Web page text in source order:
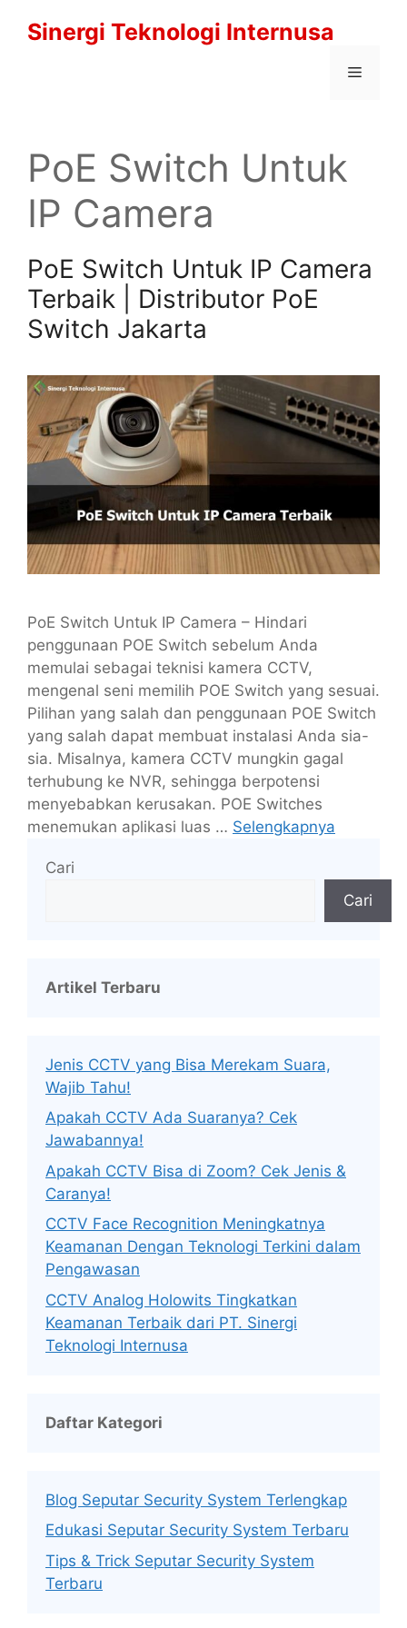
Sinergi Teknologi Internusa
Menu
PoE Switch Untuk
IP Camera
PoE Switch Untuk IP Camera
Terbaik | Distributor PoE
Switch Jakarta
PoE Switch Untuk IP Camera – Hindari
penggunaan POE Switch sebelum Anda
memulai sebagai teknisi kamera CCTV,
mengenal seni memilih POE Switch yang sesuai.
Pilihan yang salah dan penggunaan POE Switch
yang salah dapat membuat instalasi Anda sia-
sia. Misalnya, kamera CCTV mungkin gagal
terhubung ke NVR, sehingga berpotensi
menyebabkan kerusakan. POE Switches
menemukan aplikasi luas … Selengkapnya
Cari
Cari
Artikel Terbaru
Jenis CCTV yang Bisa Merekam Suara,
Wajib Tahu!
Apakah CCTV Ada Suaranya? Cek
Jawabannya!
Apakah CCTV Bisa di Zoom? Cek Jenis &
Caranya!
CCTV Face Recognition Meningkatnya
Keamanan Dengan Teknologi Terkini dalam
Pengawasan
CCTV Analog Holowits Tingkatkan
Keamanan Terbaik dari PT. Sinergi
Teknologi Internusa
Daftar Kategori
Blog Seputar Security System Terlengkap
Edukasi Seputar Security System Terbaru
Tips & Trick Seputar Security System
Terbaru